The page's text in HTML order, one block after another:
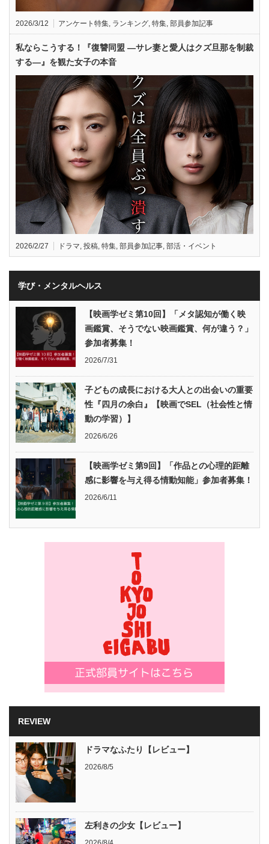
2026/3/12 アンケート特集, ランキング, 特集, 部員参加記事
私ならこうする！『復讐同盟 —サレ妻と愛人はクズ旦那を制裁
する—』を観た女子の本音
2026/2/27 ドラマ, 投稿, 特集, 部員参加記事, 部活・イベント
学び・メンタルヘルス
【映画学ゼミ第10回】「メタ認知が働く映
画鑑賞、そうでない映画鑑賞、何が違う？」
参加者募集！
2026/7/31
子どもの成長における大人との出会いの重要
性『四月の余白』【映画でSEL（社会性と情
動の学習）】
2026/6/26
【映画学ゼミ第9回】「作品との心理的距離
感に影響を与え得る情動知能」参加者募集！
2026/6/11
REVIEW
ドラマなふたり【レビュー】
2026/8/5
左利きの少女【レビュー】